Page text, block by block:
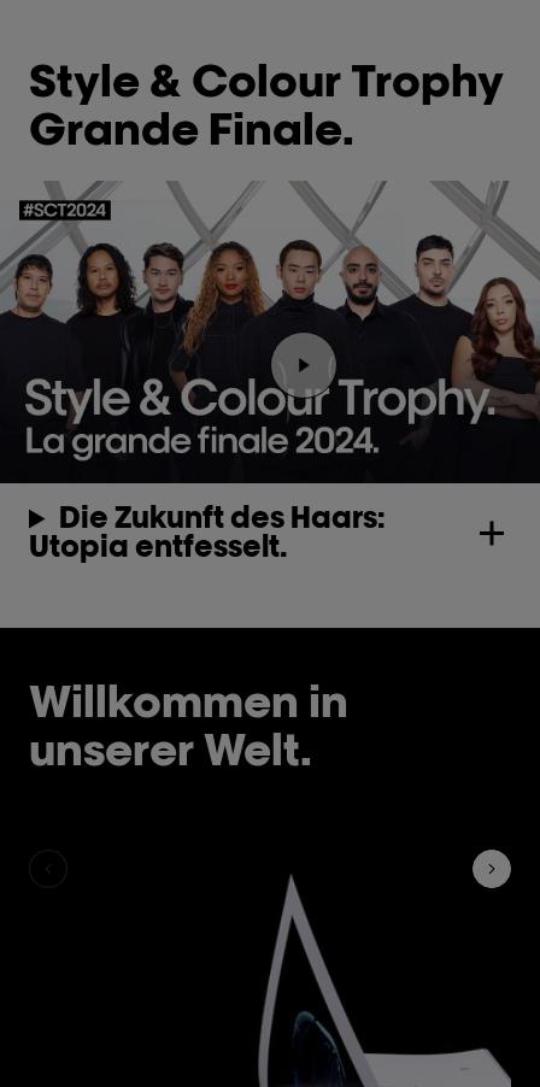
Style & Colour Trophy
Grande Finale.
Video abspielen
Die Zukunft des Haars:
Utopia entfesselt.
Willkommen in
unserer Welt.